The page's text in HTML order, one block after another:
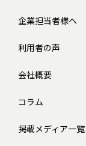
企業担当者様へ
利用者の声
会社概要
コラム
掲載メディア一覧